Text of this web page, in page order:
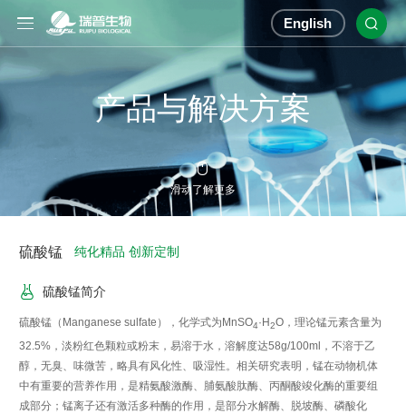
English 
产品与解决方案

滑动了解更多
硫酸锰 纯化精品 创新定制
 硫酸锰简介
硫酸锰（Manganese sulfate），化学式为MnSO4·H2O，理论锰元素含量为
32.5%，淡粉红色颗粒或粉末，易溶于水，溶解度达58g/100ml，不溶于乙
醇，无臭、味微苦，略具有风化性、吸湿性。相关研究表明，锰在动物机体
中有重要的营养作用，是精氨酸激酶、脯氨酸肽酶、丙酮酸竣化酶的重要组
成部分；锰离子还有激活多种酶的作用，是部分水解酶、脱坡酶、磷酸化